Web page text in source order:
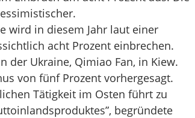
wird in diesem Jahr laut einer
acht Prozent einbrechen.
der Ukraine, Qimiao Fan, in Kiew.
von fünf Prozent vorhergesagt.
Tätigkeit im Osten führt zu
begründete